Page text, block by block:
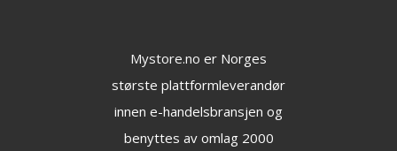
Mystore.no er Norges
største plattformleverandør
innen e-handelsbransjen og
benyttes av omlag 2000